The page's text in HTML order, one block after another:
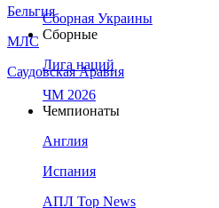
Бельгия
МЛС
Саудовская Аравия
Сборная Украины
Сборные
Лига наций
ЧМ 2026
Чемпионаты
Англия
Испания
АПЛ Top News